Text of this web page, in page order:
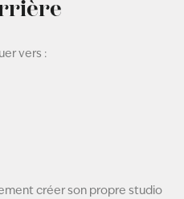
vers :
créer son propre studio